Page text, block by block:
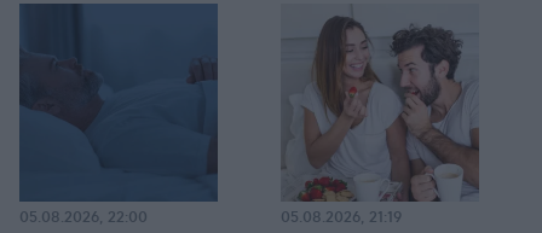
05.08.2026, 22:00 05.08.2026, 21:19